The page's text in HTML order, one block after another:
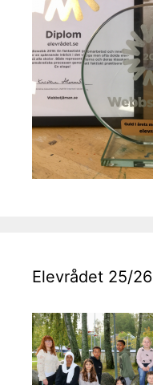
Elevrådet 25/26